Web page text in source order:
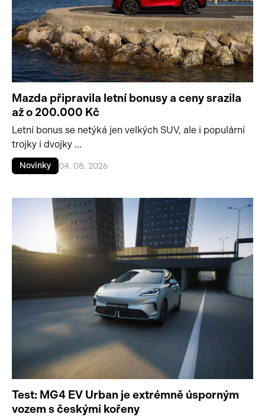
Mazda připravila letní bonusy a ceny srazila
až o 200.000 Kč
Letní bonus se netýká jen velkých SUV, ale i populární
trojky i dvojky ...
Novinky 04. 08. 2026
Test: MG4 EV Urban je extrémně úsporným
vozem s českými kořeny